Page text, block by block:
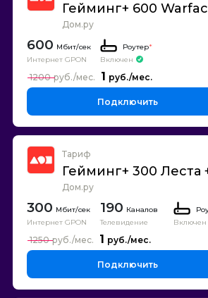
Гейминг+ 600
Дом.ру
600
Интернет GPON
Роутер*
Включен
1
1200
Подключить
Тариф
Гейминг+ 300 Леста
Дом.ру
300
Интернет GPON
190 Каналов
Телевидение
Включен
1
1250
Подключить